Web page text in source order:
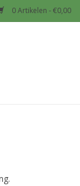
0 Artikelen - €0,00